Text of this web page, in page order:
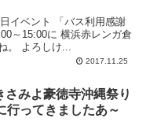
～15:00に 横浜赤レンガ倉
庫となり新港地区7街区で 開催されますね。 よろしけ...
2017.11.25
さみよ豪徳寺沖縄祭り
行ってきましたあ～